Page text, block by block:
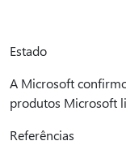
Estado
A Microsoft
produtos Microsoft
Referências